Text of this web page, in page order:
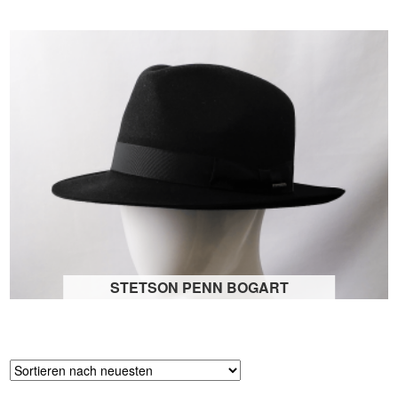
Accessoires für Sie und Ihn
— Hut Dickten Freiburg
— Louis Lenz 1823 Stuttgart
STETSON PENN BOGART